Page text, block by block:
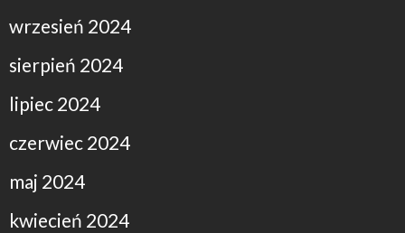
wrzesień 2024
sierpień 2024
lipiec 2024
czerwiec 2024
maj 2024
kwiecień 2024